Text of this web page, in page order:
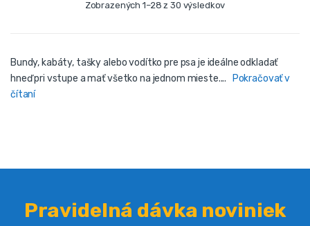
Vešiaky a stojany
Vešiak na šaty – hnedý | + 2
police
Štýl LOFT – kombinácia kovu a
dreva
Stojan na šaty s policami –
čierny | 150 cm
doplnky
Výška vešiaka: 150cm